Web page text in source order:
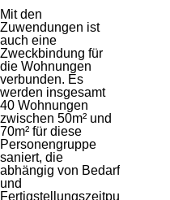
Mit den
Zuwendungen ist
auch eine
Zweckbindung für
die Wohnungen
verbunden. Es
werden insgesamt
40 Wohnungen
zwischen 50m² und
70m² für diese
Personengruppe
saniert, die
abhängig von Bedarf
und
Fertigstellungszeitpunkt